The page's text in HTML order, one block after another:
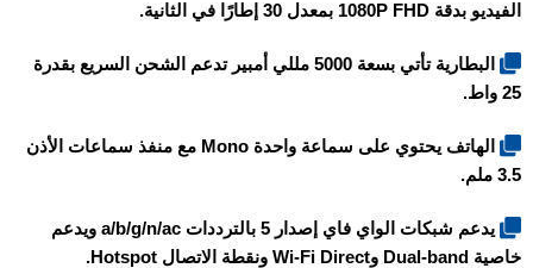
الفيديو بدقة 1080P FHD بمعدل 30 إطارًا في الثانية.
البطارية تأتي بسعة 5000 مللي أمبير تدعم الشحن السريع بقدرة
25 واط.
الهاتف يحتوي على سماعة واحدة Mono مع منفذ سماعات الأذن
3.5 ملم.
يدعم شبكات الواي فاي إصدار 5 بالترددات a/b/g/n/ac ويدعم
خاصية Dual-band وWi-Fi Direct ونقطة الاتصال Hotspot.